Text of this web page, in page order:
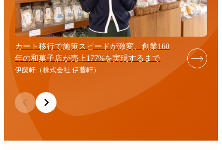
カート移行で施策スピードが激変。創業160
年の和菓子店が売上177%を実現するまで
伊藤軒（株式会社 伊藤軒）